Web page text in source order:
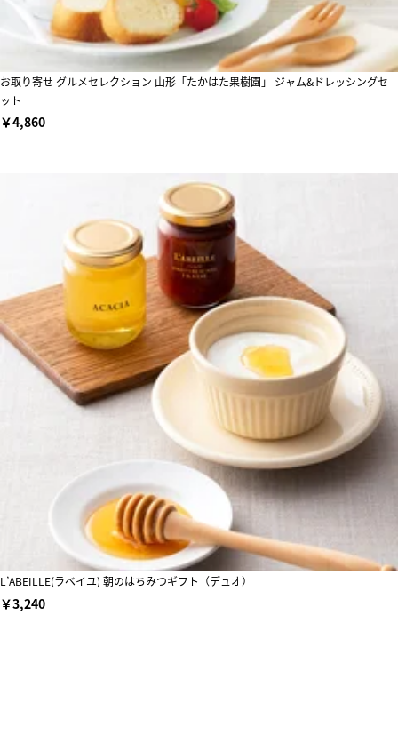
お取り寄せ グルメセレクション 山形「たかはた果樹園」 ジャム&ドレッシングセ
ット
￥4,860
L’ABEILLE(ラベイユ) 朝のはちみつギフト（デュオ）
￥3,240